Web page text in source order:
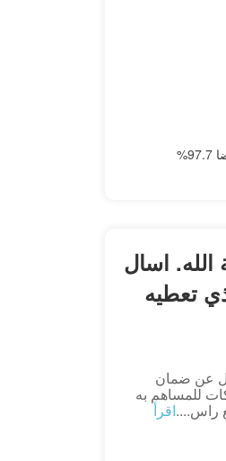
الله. اسال
تعطيه
عن ضمان
للمساهم به
راس....اقرأ